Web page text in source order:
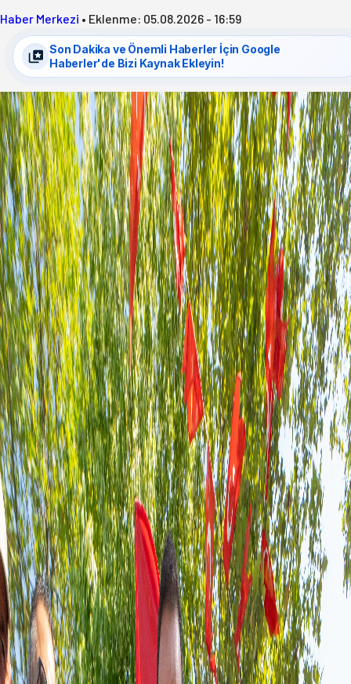
Haber Merkezi • Eklenme: 05.08.2026 - 16:59
Son Dakika ve Önemli Haberler İçin Google
Haberler'de Bizi Kaynak Ekleyin!